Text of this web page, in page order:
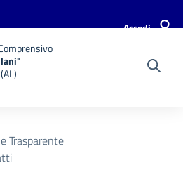
Accedi
Trasparente